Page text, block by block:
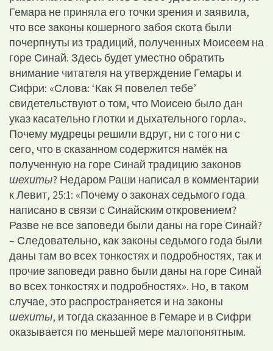
Гемара не приняла его точки зрения и заявила,
что все законы кошерного забоя скота были
почерпнуты из традиций, полученных Моисеем на
горе Синай. Здесь будет уместно обратить
внимание читателя на утверждение Гемары и
Сифри: «Слова: ‘Как Я повелел тебе’
свидетельствуют о том, что Моисею было дан
указ касательно глотки и дыхательного горла».
Почему мудрецы решили вдруг, ни с того ни с
сего, что в сказанном содержится намёк на
полученную на горе Синай традицию законов
шехиты? Недаром Раши написал в комментарии
к Левит, 25:1: «Почему о законах седьмого года
написано в связи с Синайским откровением?
Разве не все заповеди были даны на горе Синай?
– Следовательно, как законы седьмого года были
даны там во всех тонкостях и подробностях, так и
прочие заповеди равно были даны на горе Синай
во всех тонкостях и подробностях». Но, в таком
случае, это распространяется и на законы
шехиты, и тогда сказанное в Гемаре и в Сифри
оказывается по меньшей мере малопонятным.